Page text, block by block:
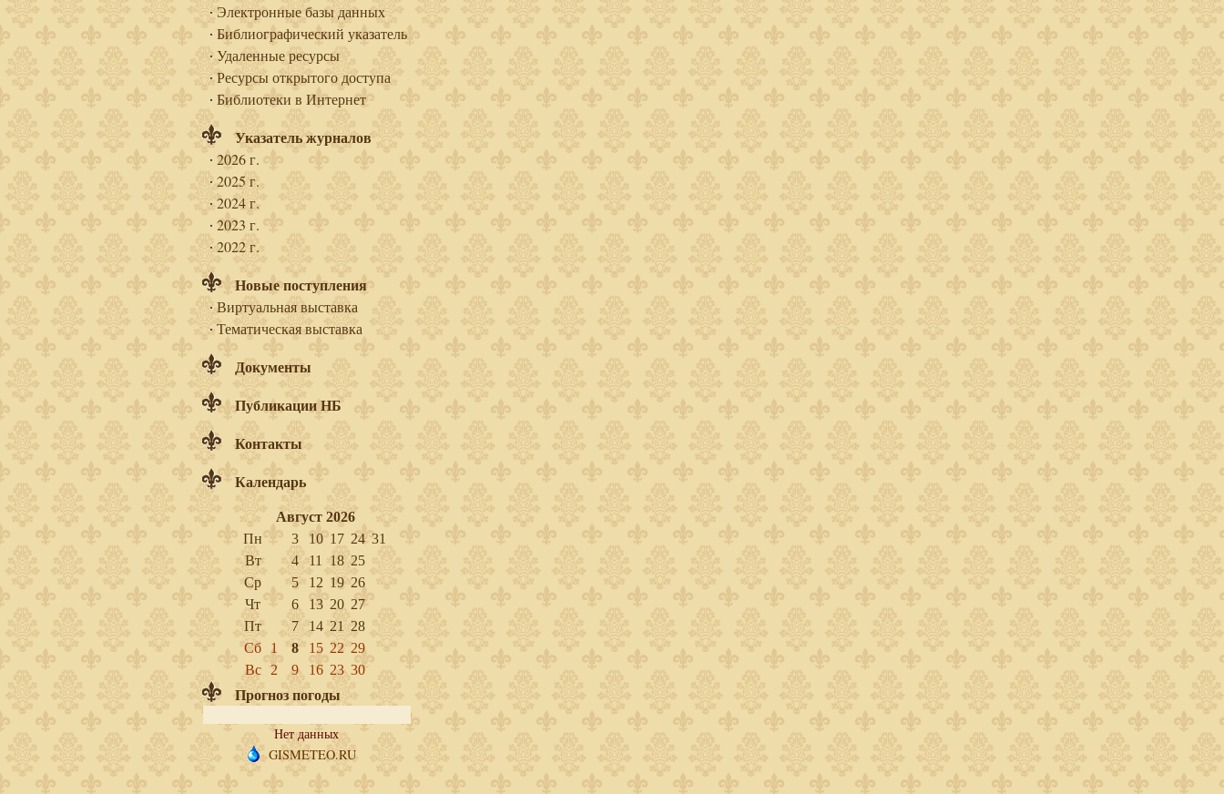
Электронные базы данных
Библиографический указатель
Удаленные ресурсы
Ресурсы открытого доступа
Библиотеки в Интернет
Указатель журналов
2026 г.
2025 г.
2024 г.
2023 г.
2022 г.
Новые поступления
Виртуальная выставка
Тематическая выставка
Документы
Публикации НБ
Контакты
Календарь
Август 2026
Пн
3 10 17 24 31
Вт
4 11 18 25
Ср
5 12 19 26
Чт
6 13 20 27
Пт
7 14 21
28
Сб
1 8 15 22 29
Вс
2 9 16 23 30
Прогноз погоды
Нет данных
GISMETEO.RU